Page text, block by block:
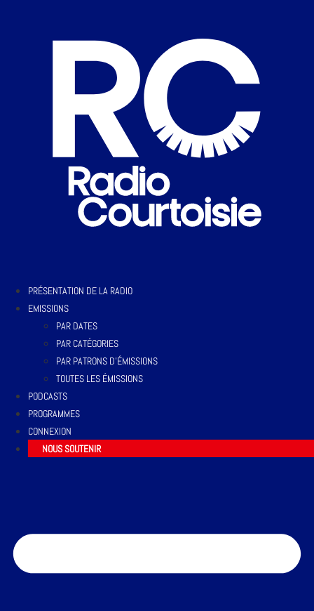
PRÉSENTATION DE LA RADIO
EMISSIONS
PAR DATES
PAR CATÉGORIES
PAR PATRONS D’ÉMISSIONS
TOUTES LES ÉMISSIONS
PODCASTS
PROGRAMMES
CONNEXION
NOUS SOUTENIR